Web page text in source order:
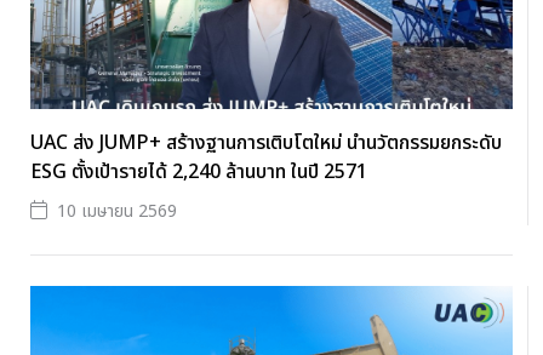
UAC ส่ง JUMP+ สร้างฐานการเติบโตใหม่ นำนวัตกรรมยกระดับ
ESG ตั้งเป้ารายได้ 2,240 ล้านบาท ในปี 2571
10 เมษายน 2569